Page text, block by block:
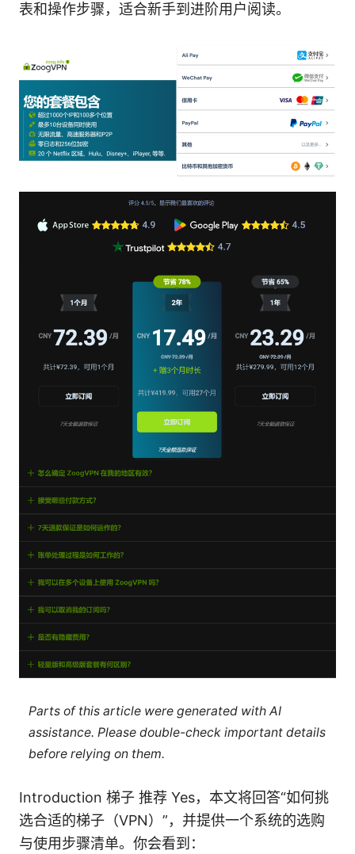
表和操作步骤，适合新手到进阶用户阅读。
Parts of this article were generated with AI
assistance. Please double-check important details
before relying on them.
Introduction 梯子 推荐 Yes，本文将回答“如何挑
选合适的梯子（VPN）”，并提供一个系统的选购
与使用步骤清单。你会看到：